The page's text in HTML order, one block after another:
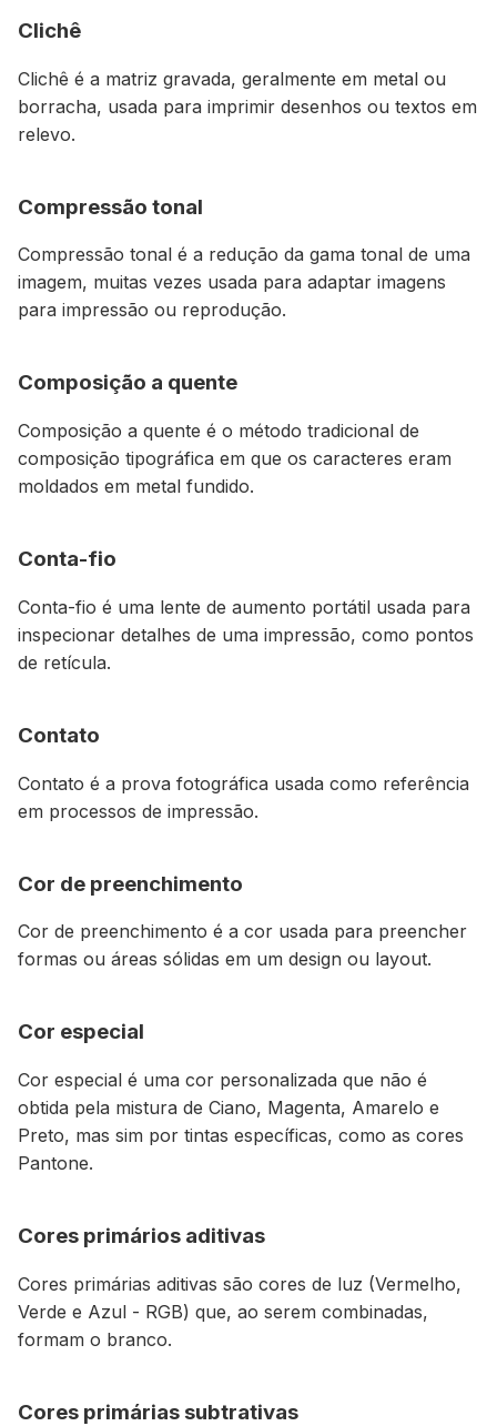
Clichê
Clichê é a matriz gravada, geralmente em metal ou
borracha, usada para imprimir desenhos ou textos em
relevo.
Compressão tonal
Compressão tonal é a redução da gama tonal de uma
imagem, muitas vezes usada para adaptar imagens
para impressão ou reprodução.
Composição a quente
Composição a quente é o método tradicional de
composição tipográfica em que os caracteres eram
moldados em metal fundido.
Conta-fio
Conta-fio é uma lente de aumento portátil usada para
inspecionar detalhes de uma impressão, como pontos
de retícula.
Contato
Contato é a prova fotográfica usada como referência
em processos de impressão.
Cor de preenchimento
Cor de preenchimento é a cor usada para preencher
formas ou áreas sólidas em um design ou layout.
Cor especial
Cor especial é uma cor personalizada que não é
obtida pela mistura de Ciano, Magenta, Amarelo e
Preto, mas sim por tintas específicas, como as cores
Pantone.
Cores primários aditivas
Cores primárias aditivas são cores de luz (Vermelho,
Verde e Azul - RGB) que, ao serem combinadas,
formam o branco.
Cores primárias subtrativas